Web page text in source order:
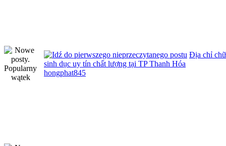
Địa chỉ
sinh dục uy tín chất lượng tại TP Thanh Hóa
hongphat845